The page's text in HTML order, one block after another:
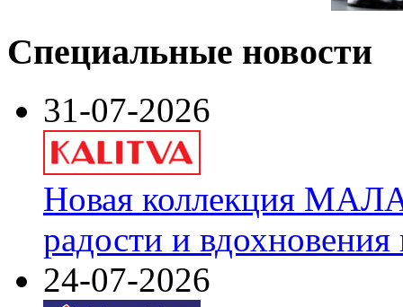
Специальные новости
31-07-2026
Новая коллекция
радости и
24-07-2026